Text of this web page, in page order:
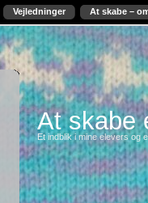
Vejledninger At skabe –
At skabe
Et indblik i mine elevers og